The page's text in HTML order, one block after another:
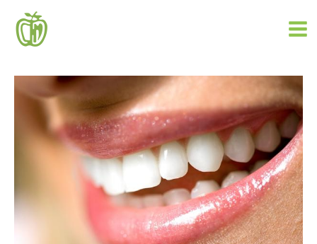
contenido